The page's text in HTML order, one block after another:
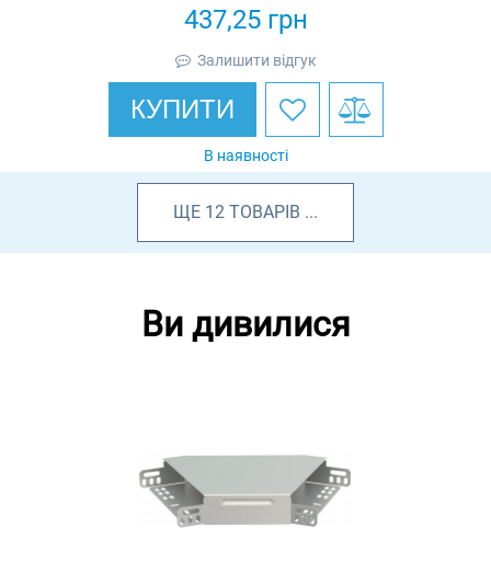
437,25грн
Залишити відгук
КУПИТИ
В наявності
ЩЕ 12 ТОВАРІВ ...
Ви дивилися